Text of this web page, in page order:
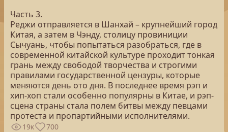
Часть 3.
Реджи отправляется в Шанхай – крупнейший город
Китая, а затем в Чэнду, столицу провиниции
Сычуань, чтобы попытаться разобраться, где в
современной китайской культуре проходит тонкая
грань между свободой творчества и строгими
правилами государственной цензуры, которые
меняются день ото дня. В последнее время рэп и
хип-хоп стали особенно популярны в Китае, и рэп-
сцена страны стала полем битвы между певцами
протеста и пропартийными исполнителями.
19к 700